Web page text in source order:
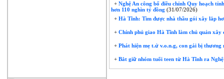
+ Nghệ An công bố điều chỉnh Quy hoạch
hơn 110 nghìn tỷ đồng (31/07/2026)
+ Hà Tĩnh: Tìm được nhà thầu gói xây lắp
+ Chính phủ giao Hà Tĩnh làm chủ quản xây
+ Phát hiện mẹ t.ử v.o.n.g, con gái bị
+ Bắt giữ nhóm tuổi teen từ Hà Tĩnh ra